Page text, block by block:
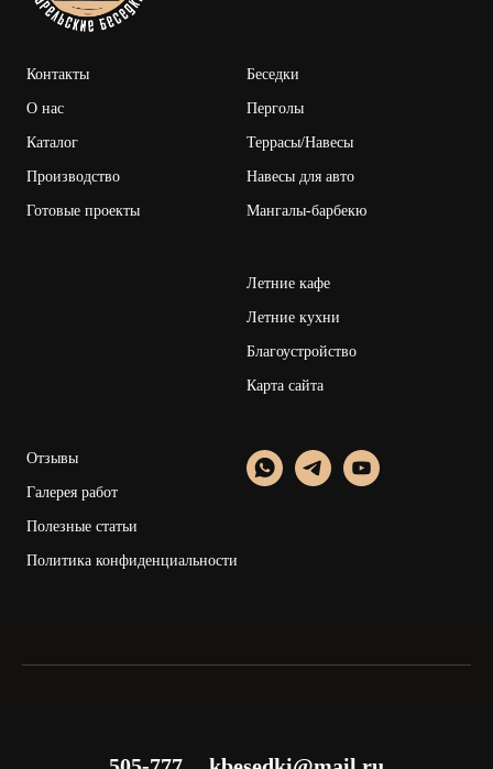
Контакты
О нас
Каталог
Производство
Готовые проекты
Беседки
Перголы
Террасы/Навесы
Навесы для авто
Мангалы-барбекю
Летние кафе
Летние кухни
Благоустройство
Карта сайта
Отзывы
Галерея работ
Полезные статьи
Политика конфиденциальности